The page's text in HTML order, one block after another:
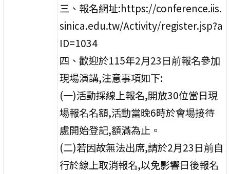
三、報名網址:https://conference.iis.
sinica.edu.tw/Activity/register.jsp?a
ID=1034
四、歡迎於115年2月23日前報名參加
現場演講,注意事項如下:
(一)活動採線上報名,開放30位當日現
場報名名額,活動當晚6時於會場接待
處開始登記,額滿為止。
(二)若因故無法出席,請於2月23日前自
行於線上取消報名,以免影響日後報名